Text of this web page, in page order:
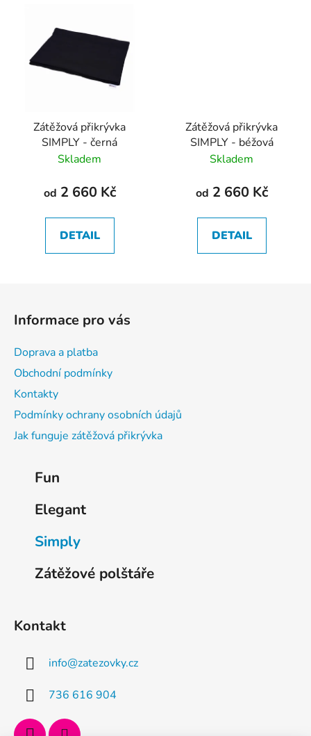
Zátěžová přikrývka
SIMPLY - černá
Skladem
od 2 660 Kč
DETAIL
Zátěžová přikrývka
SIMPLY - béžová
Skladem
od 2 660 Kč
DETAIL
Informace pro vás
Doprava a platba
Obchodní podmínky
Kontakty
Podmínky ochrany osobních údajů
Jak funguje zátěžová přikrývka
Fun
Elegant
Simply
Zátěžové polštáře
Kontakt
info@zatezovky.cz
736 616 904